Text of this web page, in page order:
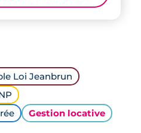
Loi Jeanbrun
Gestion locative